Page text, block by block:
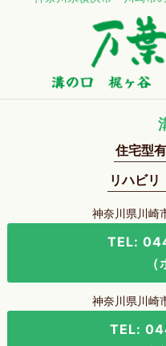
住宅型
リハビリ
神奈川県川
TEL:
神奈川県川
TEL: